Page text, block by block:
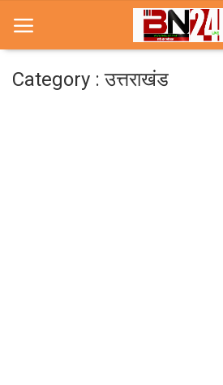
Category : उत्तराखंड